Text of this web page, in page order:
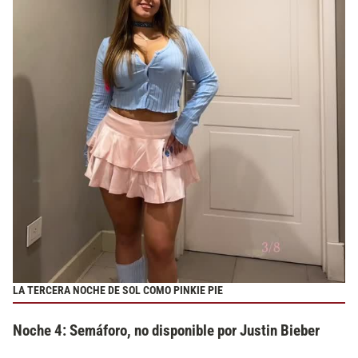
LA TERCERA NOCHE DE SOL COMO PINKIE PIE
Noche 4: Semáforo, no disponible por Justin Bieber